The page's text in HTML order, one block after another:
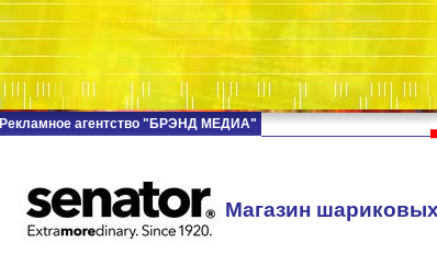
Рекламное агентство "БРЭНД МЕДИА"
Магазин